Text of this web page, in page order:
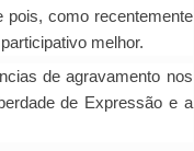
pois, como recentemente
melhor.
de agravamento nos
de Expressão e a